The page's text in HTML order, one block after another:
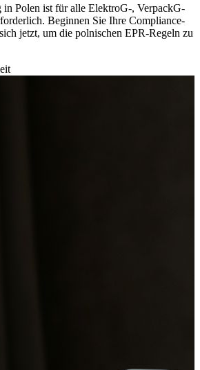
Polen ist für alle ElektroG-, VerpackG-
Beginnen Sie Ihre Compliance-
jetzt, um die polnischen EPR-Regeln zu